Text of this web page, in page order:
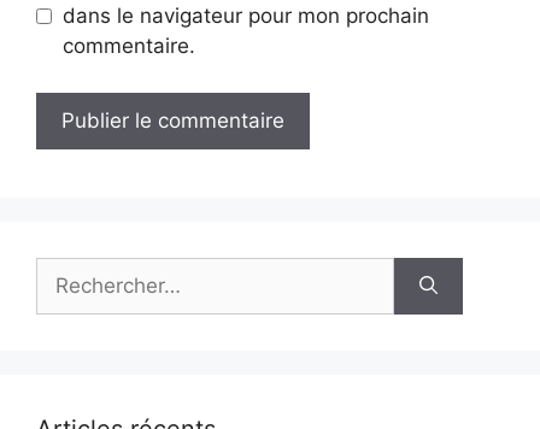
dans le navigateur pour mon prochain
commentaire.